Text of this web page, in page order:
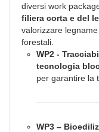
diversi work
filiera corta e del
valorizzare
forestali.
WP2 -
tecnologia
per garantire la
WP3 –